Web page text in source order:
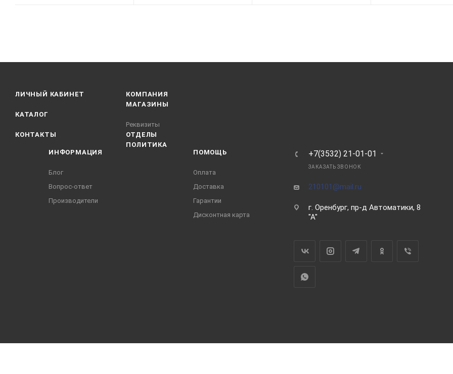
ЛИЧНЫЙ КАБИНЕТ
КАТАЛОГ
КОНТАКТЫ
КОМПАНИЯ
МАГАЗИНЫ
Реквизиты
ОТДЕЛЫ
ПОЛИТИКА
ИНФОРМАЦИЯ
Блог
Вопрос-ответ
Производители
ПОМОЩЬ
Оплата
Доставка
Гарантии
Дисконтная карта
+7(3532) 21-01-01
ЗАКАЗАТЬ ЗВОНОК
210101@mail.ru
г. Оренбург, пр-д Автоматики, 8
"А"